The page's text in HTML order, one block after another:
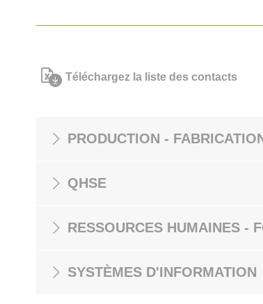
Téléchargez la liste des contacts
PRODUCTION -
QHSE
RESSOURCES HUMAINES -
SYSTÈMES D'INFORMATION